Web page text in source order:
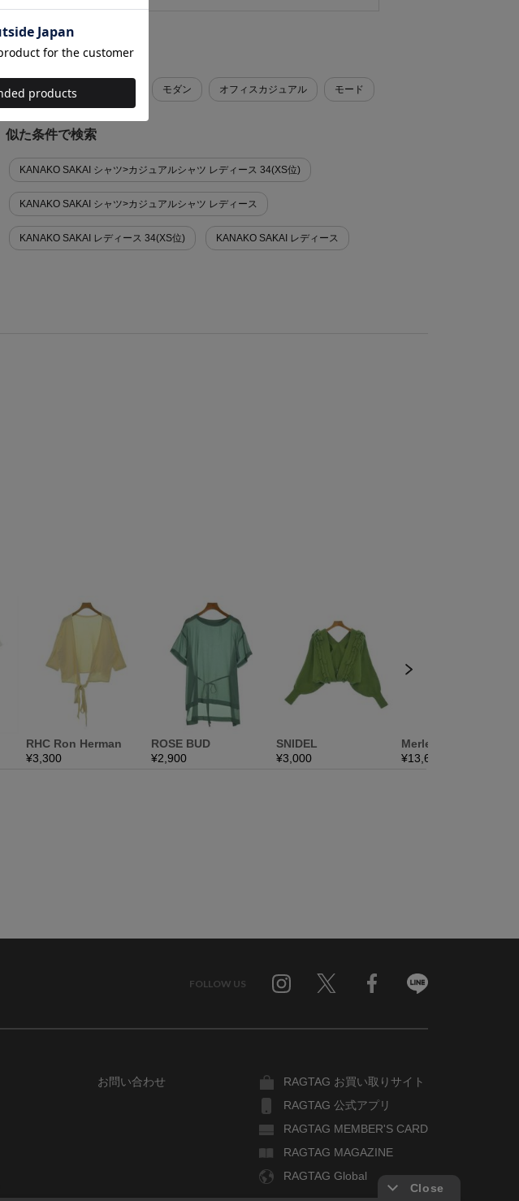
関連キーワード
女性ギフト モダン オフィスカジュアル モード
似た条件で検索
KANAKO SAKAI シャツ>カジュアルシャツ レディース 34(XS位)
KANAKO SAKAI シャツ>カジュアルシャツ レディース
KANAKO SAKAI レディース 34(XS位) KANAKO SAKAI レディース
FOLLOW US
お問い合わせ
RAGTAG お買い取りサイト
RAGTAG 公式アプリ
RAGTAG MEMBER'S CARD
RAGTAG MAGAZINE
RAGTAG Global